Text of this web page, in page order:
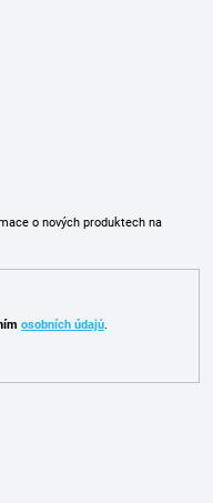
o nových produktech na
osobních údajů.